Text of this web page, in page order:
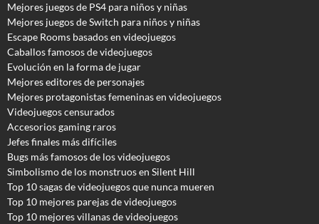
Mejores juegos de PS4 para niños y niñas
Mejores juegos de Switch para niños y niñas
Escape Rooms basados en videojuegos
Caballos famosos de videojuegos
Evolución en la forma de jugar
Mejores editores de personajes
Mejores protagonistas femeninas en videojuegos
Videojuegos censurados
Accesorios gaming raros
Jefes finales más difíciles
Bugs más famosos de los videojuegos
Simbolismo de los monstruos en Silent Hill
Top 10 sagas de videojuegos que nunca mueren
Top 10 mejores parejas de videojuegos
Top 10 mejores villanas de videojuegos